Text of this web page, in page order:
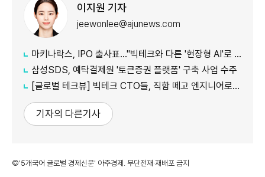
이지원 기자
jeewonlee@ajunews.com
마키나락스, IPO 출사표…"빅테크와 다른 '현장형 AI'로 승부"
삼성SDS, 예탁결제원 '토큰증권 플랫폼' 구축 사업 수주
[글로벌 테크뷰] 빅테크 CTO들, 직함 떼고 엔지니어로 유턴...'앤트로픽행 러시' 이유는
기자의 다른기사
©'5개국어 글로벌 경제신문' 아주경제. 무단전재·재배포 금지